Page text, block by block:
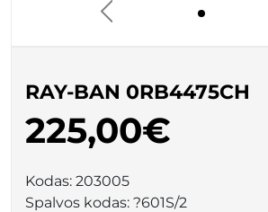
RAY-BAN 0RB4475CH
225,00€
Kodas: 203005
Spalvos kodas: ?601S/2